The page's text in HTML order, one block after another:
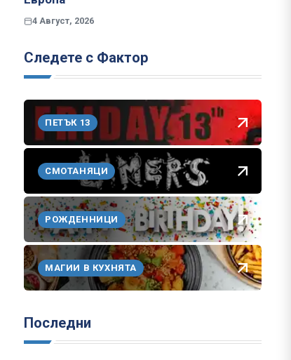
4 Август, 2026
Следете с Фактор
ПЕТЪК 13
СМОТАНЯЦИ
РОЖДЕННИЦИ
МАГИИ В КУХНЯТА
Последни